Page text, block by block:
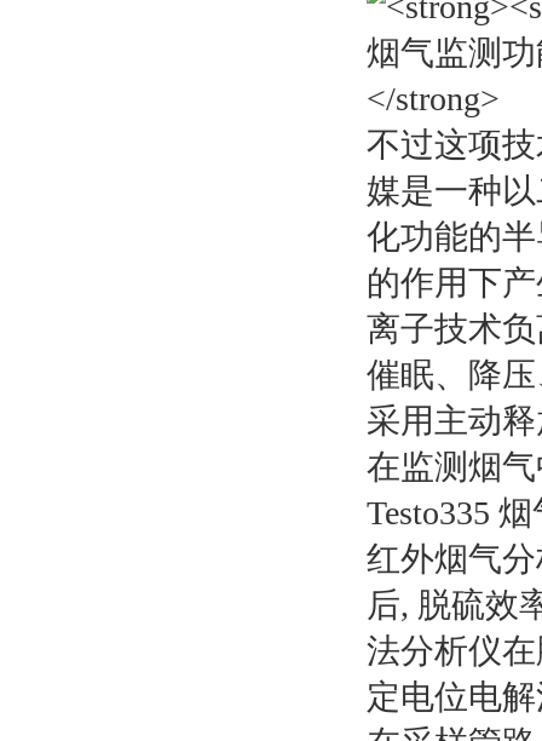
不过这项
媒是一种
化功能的
的作用下
离子技术
催眠、降
采用主动
在监测烟
Testo335
红外烟气
后, 脱硫效
法分析仪
定电位电